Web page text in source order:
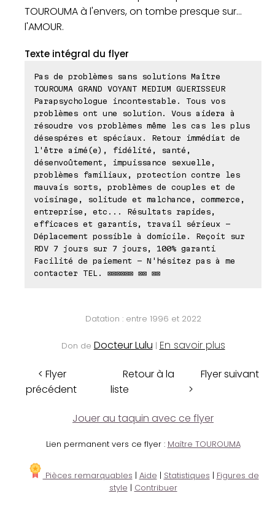
TOUROUMA à l'envers, on tombe presque sur...
l'AMOUR.
Texte intégral du flyer
Pas de problèmes sans solutions Maître
TOUROUMA GRAND VOYANT MEDIUM GUERISSEUR
Parapsychologue incontestable. Tous vos
problèmes ont une solution. Vous aidera à
résoudre vos problèmes même les cas les plus
désespéres et spéciaux. Retour immédiat de
l'être aimé(e), fidélité, santé,
désenvoûtement, impuissance sexuelle,
problèmes familiaux, protection contre les
mauvais sorts, problèmes de couples et de
voisinage, solitude et malchance, commerce,
entreprise, etc... Résultats rapides,
efficaces et garantis, travail sérieux -
Déplacement possible à domicile. Reçoit sur
RDV 7 jours sur 7 jours, 100% garanti
Facilité de paiement - N'hésitez pas à me
contacter TEL. ⊠⊠⊠⊠⊠⊠ ⊠⊠ ⊠⊠
Datation : entre 1996 et 2022
Don de Docteur Lulu | En savoir plus
< Flyer
précédent
Retour à la
liste
Flyer suivant
>
Jouer au taquin avec ce flyer
Lien permanent vers ce flyer : Maître TOUROUMA
Pièces remarquables | Aide | Statistiques | Figures de
style | Contribuer